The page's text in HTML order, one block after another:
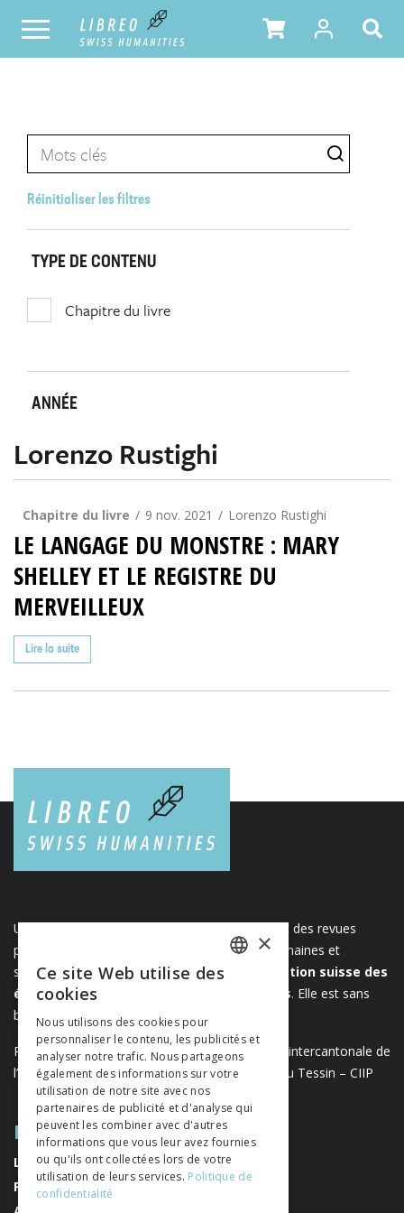
Réinitialiser les filtres
TYPE DE CONTENU
Chapitre du livre
ANNÉE
Lorenzo Rustighi
Chapitre du livre 9 nov. 2021 Lorenzo Rustighi
LE LANGAGE DU MONSTRE : MARY
SHELLEY ET LE REGISTRE DU
MERVEILLEUX
Lire la suite
Une plateforme unique regroupant des livres et des revues
publiés par les éditeurs suisses de sciences humaines et
sociales. Libreo.ch est la propriété de l'
Association suisse des
éditeurs de sciences sociales et humaines. Elle est sans
but lucratif.www.editeurssuisses.ch
Projet réalisé avec le soutien de la Conférence intercantonale de
l’instruction publique de la Suisse romande et du Tessin – CIIP
PLAN DU SITE
LIVRES
REVUES
ITALIAN
×
Ce site Web utilise des
cookies
Nous utilisons des cookies pour
personnaliser le contenu, les publicités et
analyser notre trafic. Nous partageons
également des informations sur votre
utilisation de notre site avec nos
partenaires de publicité et d'analyse qui
peuvent les combiner avec d'autres
informations que vous leur avez fournies
ou qu'ils ont collectées lors de votre
utilisation de leurs services. Politique de
confidentialité